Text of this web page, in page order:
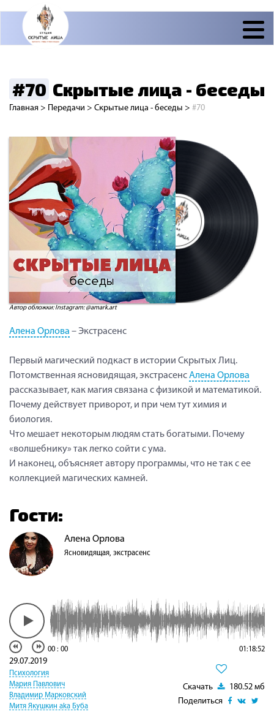
#70 Скрытые лица - беседы
Главная > Передачи > Скрытые лица - беседы > #70
Автор обложки: Instagram: @amark.art
Алена Орлова – Экстрасенс
Первый магический подкаст в истории Скрытых Лиц.
Потомственная ясновидящая, экстрасенсАлена Орлова
рассказывает, как магия связана с физикой и математикой.
Почему действует приворот, и при чем тут химия и
биология.
Что мешает некоторым людям стать богатыми. Почему
«волшебнику» так легко сойти с ума.
И наконец, объясняет автору программы, что не так с ее
коллекцией магических камней.
Гости:
Алена Орлова
Ясновидящая, экстрасенс
00 : 00 01:18:52
Скачать
180.52 мб
Поделиться
29.07.2019
Психология
Мария Павлович
Владимир Марковский
Митя Якушкин aka Буба